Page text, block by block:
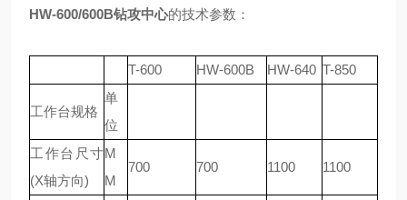
HW-600/600B钻攻中心的技术参数：
T-600 HW-600B HW-640 T-850
工作台规格
单
位
工作台尺寸
(X轴方向)
M
M
700 700 1100 1100